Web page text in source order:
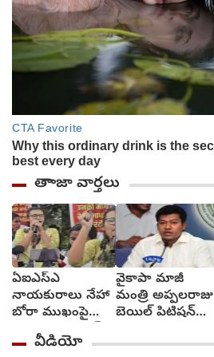
తాాజా వార్తలు
ఏఐఎస్ఎ
నాయకురాలు నేహా
బోరా ముఖంపై
సిరా, ఇది జంతర్
మంతర్ కాదంటూ...
వైకాపా మాజీ
మంత్రి అప్పలరాజు
బెయిల్ పిటిషన్‌
వీడియో